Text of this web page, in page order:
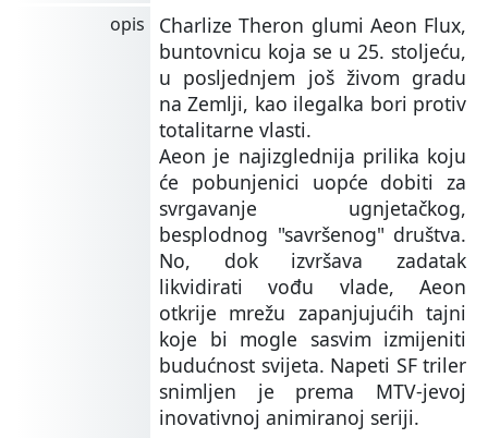
opis
Charlize Theron glumi Aeon Flux,
buntovnicu koja se u 25. stoljeću,
u posljednjem još živom gradu
na Zemlji, kao ilegalka bori protiv
totalitarne vlasti.
Aeon je najizglednija prilika koju
će pobunjenici uopće dobiti za
svrgavanje ugnjetačkog,
besplodnog "savršenog" društva.
No, dok izvršava zadatak
likvidirati vođu vlade, Aeon
otkrije mrežu zapanjujućih tajni
koje bi mogle sasvim izmijeniti
budućnost svijeta. Napeti SF triler
snimljen je prema MTV-jevoj
inovativnoj animiranoj seriji.